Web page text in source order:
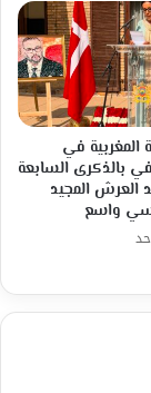
المغربية في
بالذكرى السابعة
العرش المجيد
واسع